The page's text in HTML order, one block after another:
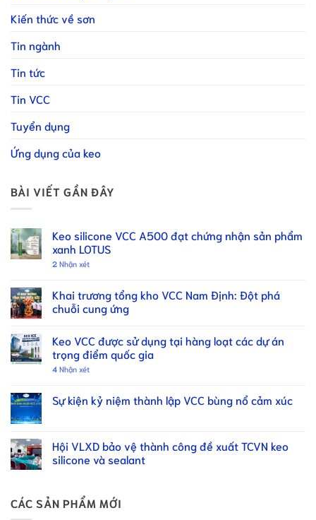
Kiến thức về sơn
Tin ngành
Tin tức
Tin VCC
Tuyển dụng
Ứng dụng của keo
BÀI VIẾT GẦN ĐÂY
Keo silicone VCC A500 đạt chứng nhận sản phẩm
xanh LOTUS
2 Nhận xét
Khai trương tổng kho VCC Nam Định: Đột phá
chuỗi cung ứng
Keo VCC được sử dụng tại hàng loạt các dự án
trọng điểm quốc gia
4 Nhận xét
Sự kiện kỷ niệm thành lập VCC bùng nổ cảm xúc
Hội VLXD bảo vệ thành công đề xuất TCVN keo
silicone và sealant
CÁC SẢN PHẨM MỚI